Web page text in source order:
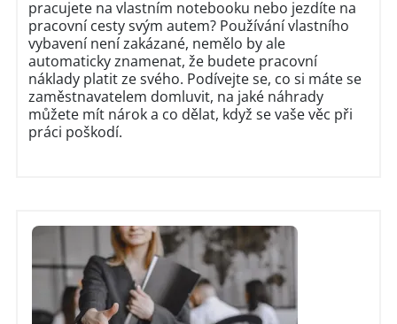
pracujete na vlastním notebooku nebo jezdíte na
pracovní cesty svým autem? Používání vlastního
vybavení není zakázané, nemělo by ale
automaticky znamenat, že budete pracovní
náklady platit ze svého. Podívejte se, co si máte se
zaměstnavatelem domluvit, na jaké náhrady
můžete mít nárok a co dělat, když se vaše věc při
práci poškodí.